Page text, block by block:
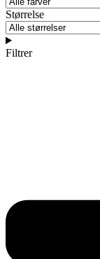
Størrelse
Filtrer